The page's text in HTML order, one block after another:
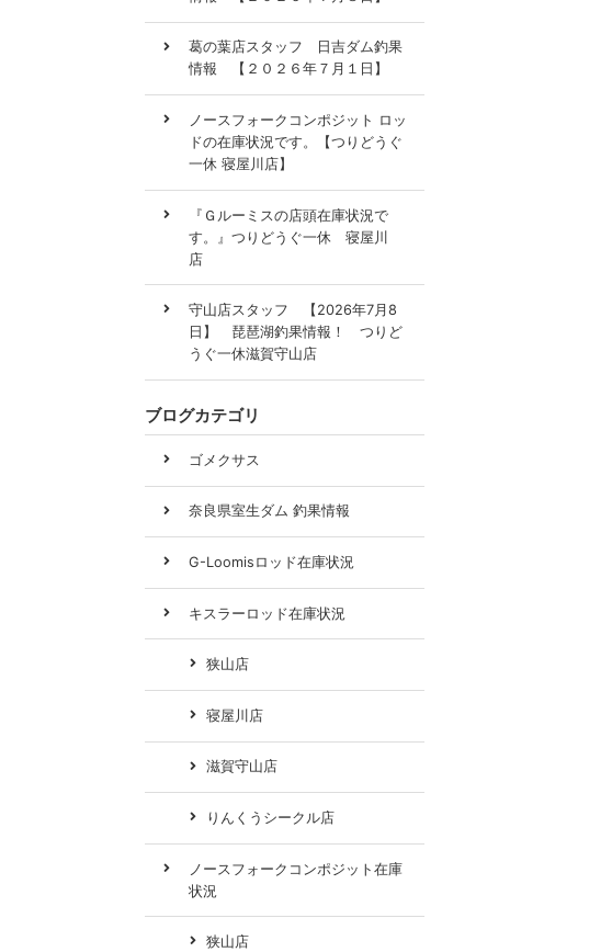
葛の葉店スタッフ 日吉ダム釣果
情報 【２０２６年７月１日】
ノースフォークコンポジット ロッ
ドの在庫状況です。【つりどうぐ
一休 寝屋川店】
『Ｇルーミスの店頭在庫状況で
す。』つりどうぐ一休 寝屋川
店
守山店スタッフ 【2026年7月8
日】 琵琶湖釣果情報！ つりど
うぐ一休滋賀守山店
ブログカテゴリ
ゴメクサス
奈良県室生ダム 釣果情報
G-Loomisロッド在庫状況
キスラーロッド在庫状況
狭山店
寝屋川店
滋賀守山店
りんくうシークル店
ノースフォークコンポジット在庫
状況
狭山店